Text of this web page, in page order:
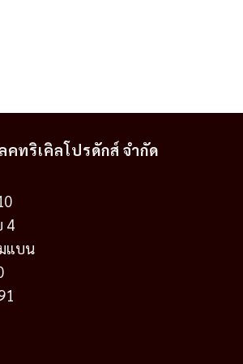
ทริเคิลโปรดักส์ จำกัด
4
แบน